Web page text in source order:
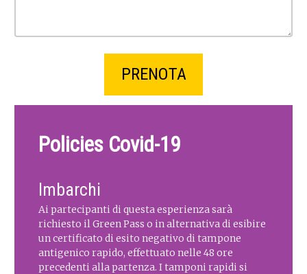
Policies Covid-19
Imbarchi
Ai partecipanti di questa esperienza sarà
richiesto il Green Pass o in alternativa di esibire
un certificato di esito negativo di tampone
antigenico rapido, effettuato nelle 48 ore
precedenti alla partenza. I tamponi rapidi si